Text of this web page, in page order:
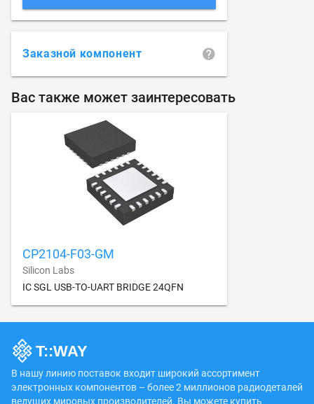
Заказной компонент
Вас также может заинтересовать
CP2104-F03-GM
Silicon Labs
IC SGL USB-TO-UART BRIDGE 24QFN
В нашу линию поставок входит широкий ассортимент
электронных компонентов – более 2 миллионов радиодеталей
ведущих мировых производителей. Вы можете купить